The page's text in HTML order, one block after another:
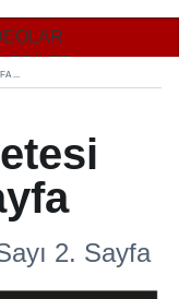
Gazetesi 862.
...
2. Sayfa